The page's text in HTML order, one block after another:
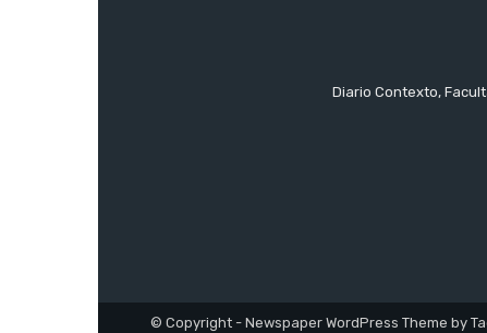
Diario Contexto,
© Copyright - Newspaper WordPress Theme by